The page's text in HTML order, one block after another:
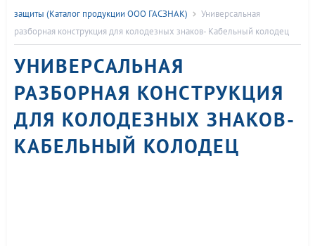
защиты (Каталог продукции ООО ГАСЗНАК)
Универсальная
разборная конструкция для колодезных знаков- Кабельный колодец
УНИВЕРСАЛЬНАЯ
РАЗБОРНАЯ КОНСТРУКЦИЯ
ДЛЯ КОЛОДЕЗНЫХ ЗНАКОВ-
КАБЕЛЬНЫЙ КОЛОДЕЦ